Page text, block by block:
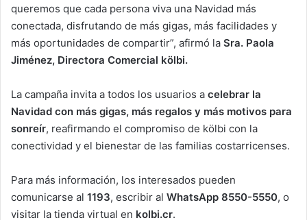
queremos que cada persona viva una Navidad más
conectada, disfrutando de más gigas, más facilidades y
más oportunidades de compartir”, afirmó la Sra. Paola
Jiménez, Directora Comercial kölbi.
La campaña invita a todos los usuarios a celebrar la
Navidad con más gigas, más regalos y más motivos para
sonreír, reafirmando el compromiso de kölbi con la
conectividad y el bienestar de las familias costarricenses.
Para más información, los interesados pueden
comunicarse al 1193, escribir al WhatsApp 8550-5550, o
visitar la tienda virtual en kolbi.cr.